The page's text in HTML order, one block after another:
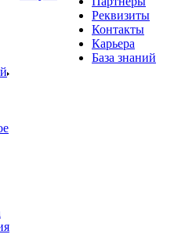
Реквизиты
Контакты
Карьера
База знаний